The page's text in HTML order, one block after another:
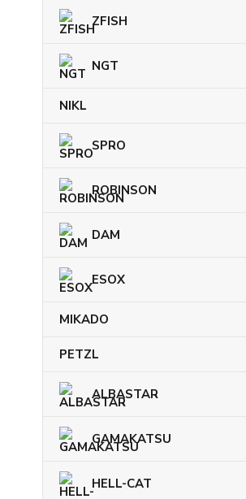
ZFISH
NGT
NIKL
SPRO
ROBINSON
DAM
ESOX
MIKADO
PETZL
ALBASTAR
GAMAKATSU
HELL-CAT